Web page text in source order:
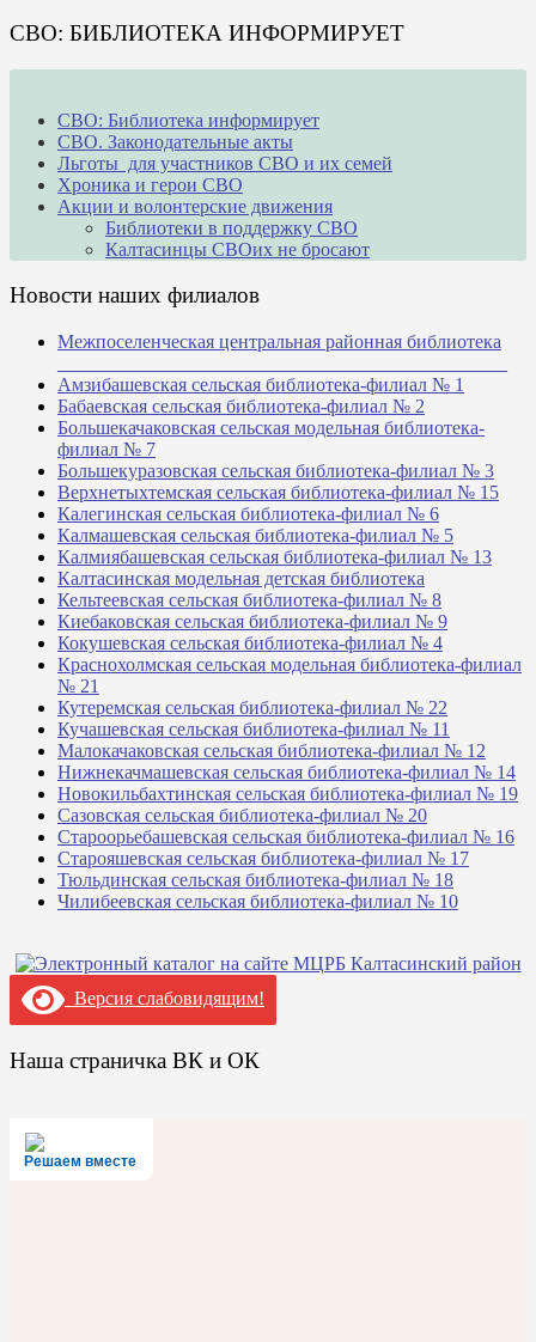
СВО: БИБЛИОТЕКА ИНФОРМИРУЕТ
СВО: Библиотека информирует
СВО. Законодательные акты
Льготы для участников СВО и их семей
Хроника и герои СВО
Акции и волонтерские движения
Библиотеки в поддержку СВО
Калтасинцы СВОих не бросают
Новости наших филиалов
Межпоселенческая центральная районная библиотека
Амзибашевская сельская библиотека-филиал № 1
Бабаевская сельская библиотека-филиал № 2
Большекачаковская сельская модельная библиотека-
филиал № 7
Большекуразовская сельская библиотека-филиал № 3
Верхнетыхтемская сельская библиотека-филиал № 15
Калегинская сельская библиотека-филиал № 6
Калмашевская сельская библиотека-филиал № 5
Калмиябашевская сельская библиотека-филиал № 13
Калтасинская модельная детская библиотека
Кельтеевская сельская библиотека-филиал № 8
Киебаковская сельская библиотека-филиал № 9
Кокушевская сельская библиотека-филиал № 4
Краснохолмская сельская модельная библиотека-филиал
№ 21
Кутеремская сельская библиотека-филиал № 22
Кучашевская сельская библиотека-филиал № 11
Малокачаковская сельская библиотека-филиал № 12
Нижнекачмашевская сельская библиотека-филиал № 14
Новокильбахтинская сельская библиотека-филиал № 19
Сазовская сельская библиотека-филиал № 20
Староорьебашевская сельская библиотека-филиал № 16
Старояшевская сельская библиотека-филиал № 17
Тюльдинская сельская библиотека-филиал № 18
Чилибеевская сельская библиотека-филиал № 10
Версия слабовидящим!
Наша страничка ВК и ОК
Решаем вместе